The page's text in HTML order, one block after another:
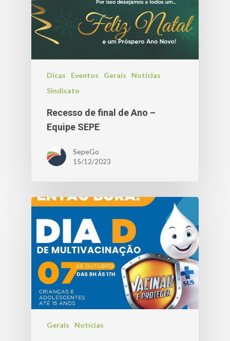
Dicas Eventos Gerais
Notícias
Sindicato
Recesso de final de Ano –
Equipe SEPE
SepeGo
15/12/2023
Gerais Notícias